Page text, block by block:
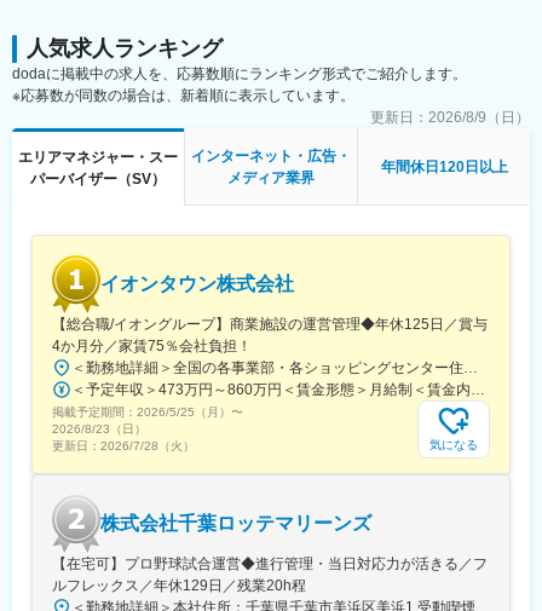
10店舗ほどを想定）を担っていただける方を募集します。
■やりがい
・業界業種未経験の方が入社1年で新店舗立ち上げを任された実績
があります。年齢、経歴関係なく、実績次第で早期に大きな裁量
をお持ちいただけます。
・自社商材の営業ではないため、お客様のご要望に本当に合った
選択肢をご提案することができます。
変更の範囲：会社の定める業務
＜エリアマネージャー業務＞
・複数店舗の管理
・店長のマネジメント
・マーケティングチームと連携した集客施策の実行や運用推進な
※普通免許必要
スポーツショップのエリアマネージャーや飲食チェーンのエリア
長など異業界出身者が活躍中！
今後も各地に出店を予定しているため、店舗立上げ初期からコア
メンバーとして携わることができ、「家を建てる」という人生で
も大きなイベントに関わるやりがいのある仕事です。
■採用背景
『くふうイエタテカウンター』は、注文住宅やリフォーム・リノ
ベーションを検討している方が、希望に合ったベストパートナー
を見つけるための無料相談＆住宅会社紹介サービスです。2025年
4月現在、静岡県内に6店舗、愛知県内に4店舗、山梨県・栃木
2024年9月以降に新規オープンしました。来年以降もさらなる出
店を予定しているため、将来的にエリアマネージャー（1エリア8-
10店舗ほどを想定）を担っていただける方を募集します。
■やりがい
人気求人ランキング
dodaに掲載中の求人を、応募数順にランキング形式でご紹介します。
※応募数が同数の場合は、新着順に表示しています。
更新日： 2026/8/9（日）
エリアマネジャー・スー
パーバイザー（SV）
インターネット・広告・
メディア業界
年間休日120日以上
イオンタウン株式会社
【総合職/イオングループ】商業施設の運営管理◆年休125日／賞与
4か月分／家賃75％会社負担！
掲載予定期間： 2026/5/25（月） 〜
2026/8/23（日）
更新日： 2026/7/28（火） 気になる
株式会社千葉ロッテマリーンズ
【在宅可】プロ野球試合運営◆進行管理・当日対応力が活きる／フ
ルフレックス／年休129日／残業20h程